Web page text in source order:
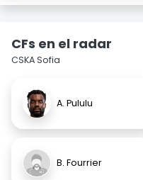
CFs en el radar
CSKA Sofia
A. Pululu
B. Fourrier